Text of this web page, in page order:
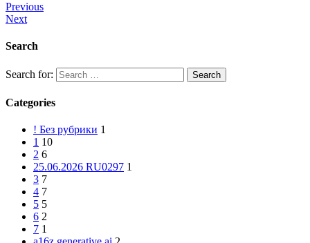
Previous
Next
Search
Search for:
Categories
! Без рубрики 1
1 10
2 6
25.06.2026 RU0297 1
3 7
4 7
5 5
6 2
7 1